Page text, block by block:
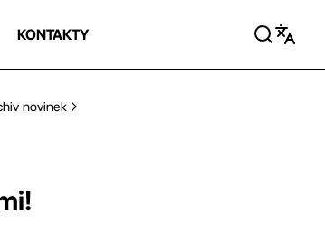
KONTAKTY
novinek